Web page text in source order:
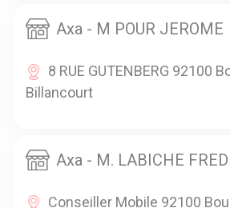
Axa - M POUR JEROME
8 RUE GUTENBERG 92100
Billancourt
Axa - M. LABICHE
Conseiller Mobile 92100